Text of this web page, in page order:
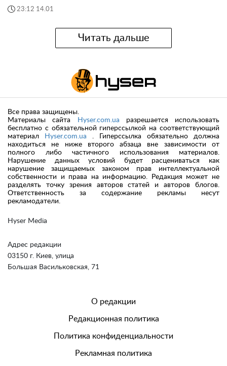
23:12 14.01
Читать дальше
Hyser Media
Адрес редакции
03150 г. Киев, улица
Большая Васильковская, 71
Все права защищены.
Материалы сайта
Hyser.com.ua разрешается использовать
бесплатно с обязательной гиперссылкой на соответствующий
материал
Hyser.com.ua . Гиперссылка обязательно должна
находиться не ниже второго абзаца вне зависимости от
полного либо частичного использования материалов.
Нарушение данных условий будет расцениваться как
нарушение защищаемых законом прав интеллектуальной
собственности и права на информацию. Редакция может не
разделять точку зрения авторов статей и авторов блогов.
Ответственность за содержание рекламы несут
рекламодатели.
О редакции
Редакционная политика
Политика конфиденциальности
Рекламная политика